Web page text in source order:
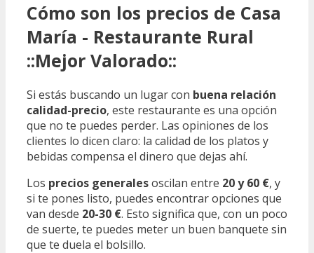
Cómo son los precios de Casa
María - Restaurante Rural
::Mejor Valorado::
Si estás buscando un lugar con buena relación
calidad-precio, este restaurante es una opción
que no te puedes perder. Las opiniones de los
clientes lo dicen claro: la calidad de los platos y
bebidas compensa el dinero que dejas ahí.
Los precios generalesoscilan entre 20 y 60 €, y
si te pones listo, puedes encontrar opciones que
van desde 20-30 €. Esto significa que, con un poco
de suerte, te puedes meter un buen banquete sin
que te duela el bolsillo.